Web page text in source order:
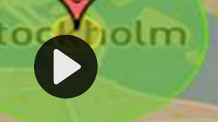
Play
Video